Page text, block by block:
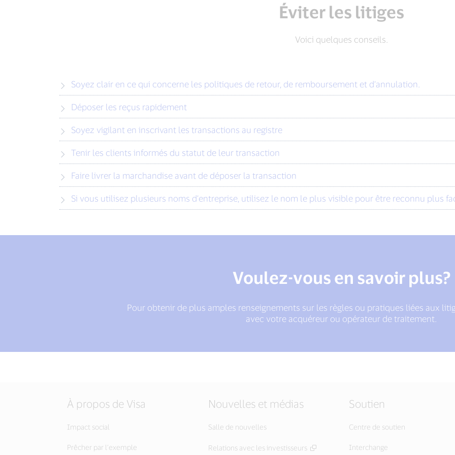
Éviter les litiges
Voici quelques conseils.
Soyez clair en ce qui concerne les politiques de retour, de remboursement et d’annulation.
Déposer les reçus rapidement
Soyez vigilant en inscrivant les transactions au registre
Tenir les clients informés du statut de leur transaction
Faire livrer la marchandise avant de déposer la transaction
Si vous utilisez plusieurs noms d’entreprise, utilisez le nom le plus visible pour être reconnu plus
Voulez-vous en savoir plus?
Pour obtenir de plus amples renseignements sur les règles ou pratiques liées aux
avec votre acquéreur ou opérateur de traitement.
À propos de Visa
Impact social
Prêcher par l’exemple
Nouvelles et médias
Salle de nouvelles
Relations avec les investisseurs
Soutien
Centre de soutien
Interchange